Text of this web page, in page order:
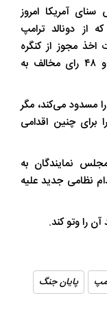
آمریکا امروز
از دونالد ترامپ
مجوز از کنگره
متوقف کند.این قطعنامه با ۵۰ رای موافق و ۴۸ رای مخالف به
مسدود می‌کند، مگر
برای چنین اقدامی
نمایندگان به
نظامی جدید علیه
را وتو کند.
پایان جنگ